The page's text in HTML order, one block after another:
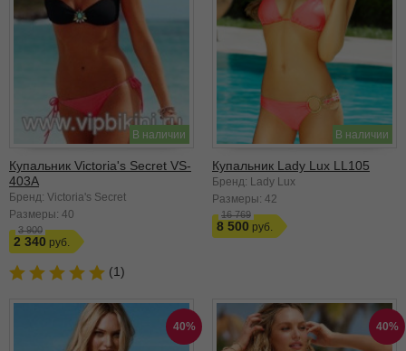
В наличии
Купальник Victoria's Secret VS-
403A
Бренд: Victoria's Secret
Размеры: 40
3 900
2 340
(1)
В наличии
Купальник Lady Lux LL105
Бренд: Lady Lux
Размеры: 42
16 769
8 500
40% 40%